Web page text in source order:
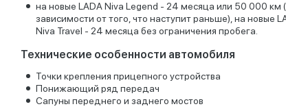
на новые LADA Niva Legend - 24 месяца или 50 000 км
зависимости от того, что наступит раньше), на новые
Niva Travel - 24 месяца без ограничения пробега.
Технические особенности автомобиля
Точки крепления прицепного устройства
Понижающий ряд передач
Сапуны переднего и заднего мостов